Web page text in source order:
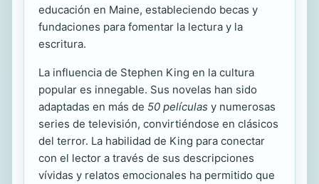
educación en Maine, estableciendo becas y
fundaciones para fomentar la lectura y la
escritura.
La influencia de Stephen King en la cultura
popular es innegable. Sus novelas han sido
adaptadas en más de 50 películas y numerosas
series de televisión, convirtiéndose en clásicos
del terror. La habilidad de King para conectar
con el lector a través de sus descripciones
vívidas y relatos emocionales ha permitido que